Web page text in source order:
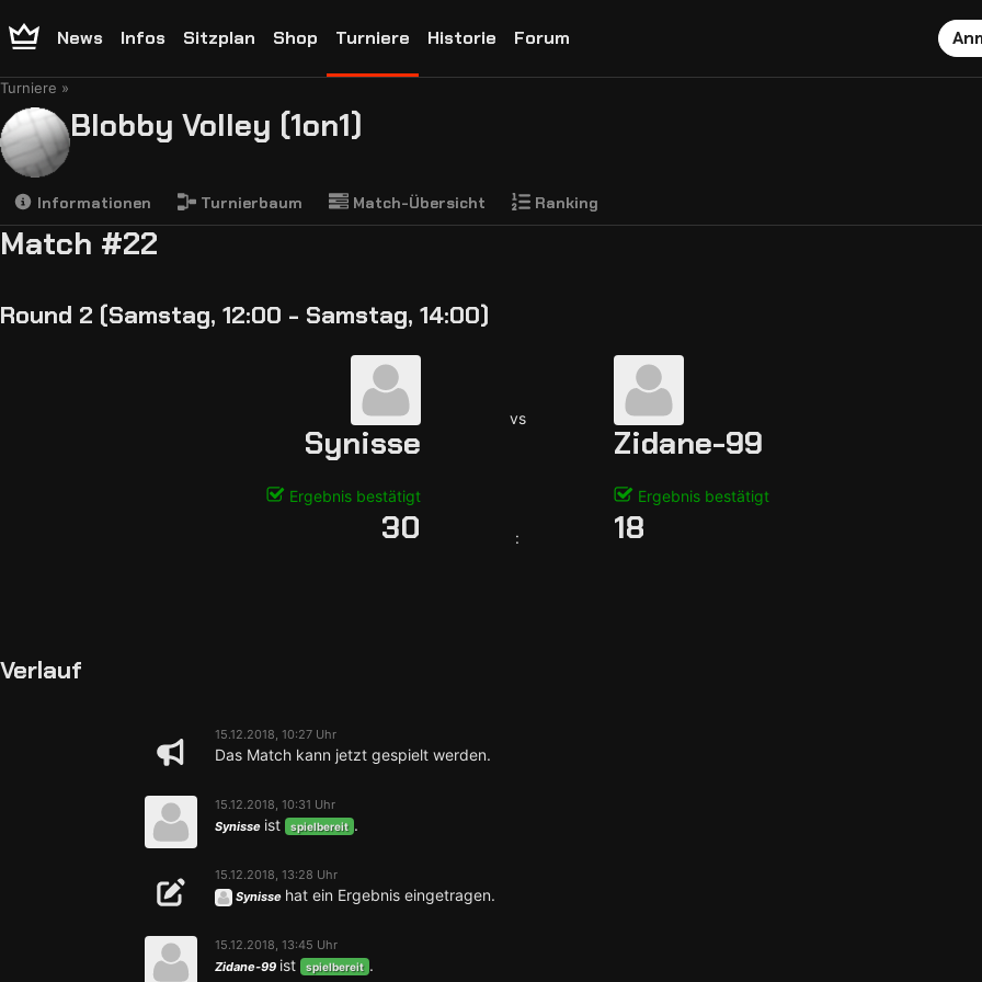
News Infos Sitzplan Shop Turniere Historie Forum
Turniere
Blobby Volley (1on1)
Informationen Turnierbaum Match-Übersicht Ranking
Match #22
Round 2 (Samstag, 12:00 - Samstag, 14:00)
Synisse
vs
Zidane-99
Ergebnis bestätigt Ergebnis bestätigt
30 : 18
Verlauf
15.12.2018, 10:27 Uhr
Das Match kann jetzt gespielt werden.
15.12.2018, 10:31 Uhr
Synisse ist spielbereit .
15.12.2018, 13:28 Uhr
Synisse hat ein Ergebnis eingetragen.
15.12.2018, 13:45 Uhr
Zidane-99 ist spielbereit .